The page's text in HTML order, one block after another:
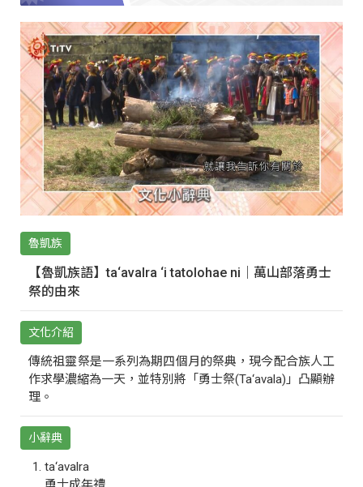
魯凱族
【魯凱族語】ta‘avalra ‘i tatolohae ni｜萬山部落勇士
祭的由來
文化介紹
傳統祖靈祭是一系列為期四個月的祭典，現今配合族人工
作求學濃縮為一天，並特別將「勇士祭(Ta‘avala)」凸顯辦
理。
小辭典
ta‘avalra